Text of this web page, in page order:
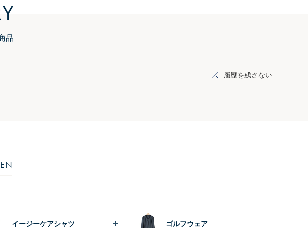
品
履歴を残さない
イージーケアシャツ ゴルフウェア